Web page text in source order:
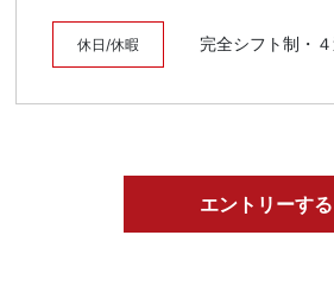
休日/休暇 完全シフト制・
エントリーする